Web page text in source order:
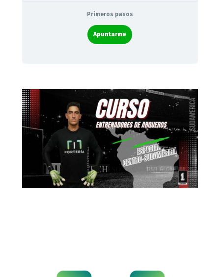
Primeros pasos
Apuntarme